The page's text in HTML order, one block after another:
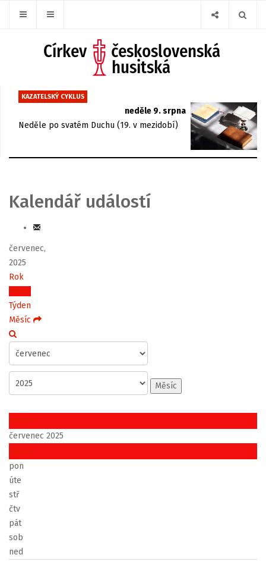
KAZATELSKÝ CYKLUS
neděle 9. srpna
Neděle po svatém Duchu (19. v mezidobí)
Kalendář událostí
červenec,
2025
Rok
Měsíc
Týden
Měsíc
Měsíc
červen
červenec 2025
srpen
pon
úte
stř
čtv
pát
sob
ned